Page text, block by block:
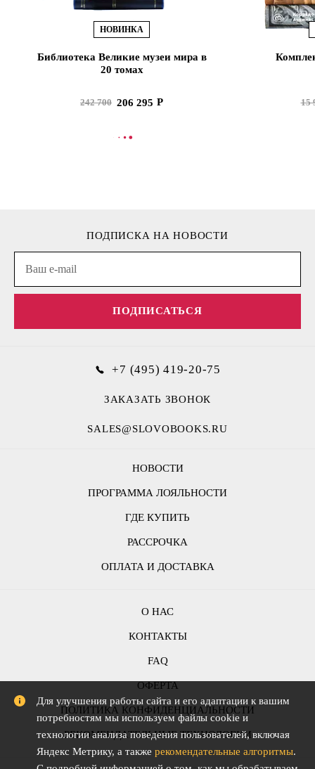
НОВИНКА
Библиотека Великие музеи мира в
20 томах
242 700 206 295
В КОРЗИНУ
15
НОВОСТИ
ПРОГРАММА ЛОЯЛЬНОСТИ
ГДЕ КУПИТЬ
РАССРОЧКА
ОПЛАТА И ДОСТАВКА
ПОДПИСКА НА НОВОСТИ
ПОДПИСАТЬСЯ
О НАС
КОНТАКТЫ
FAQ
ОФЕРТА
ПОЛИТИКА КОНФИДЕНЦИАЛЬНОСТИ
РЕКОМЕНДАТЕЛЬНЫЕ ТЕХНОЛОГИИ
+7 (495) 419-20-75
ЗАКАЗАТЬ ЗВОНОК
SALES@SLOVOBOOKS.RU
Для улучшения работы сайта и его адаптации к вашим
потребностям мы используем файлы cookie и
технологии анализа поведения пользователей, включая
Яндекс Метрику, а также рекомендательные алгоритмы.